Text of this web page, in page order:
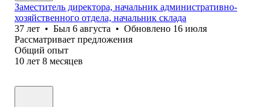
Заместитель директора, начальник административно-
хозяйственного отдела, начальник склада
37 лет • Был 6 августа • Обновлено 16 июля
Рассматривает предложения
Общий опыт
10 лет 8 месяцев